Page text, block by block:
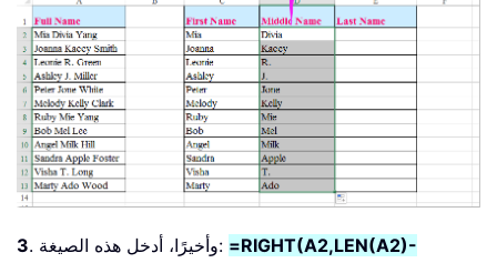
3 . وأخيرًا، أدخل هذه الصيغة: =RIGHT(A2,LEN(A2)-